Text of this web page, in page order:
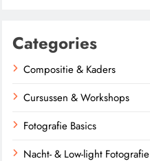
Categories
Compositie & Kaders
Cursussen & Workshops
Fotografie Basics
Nacht- & Low-light Fotografie